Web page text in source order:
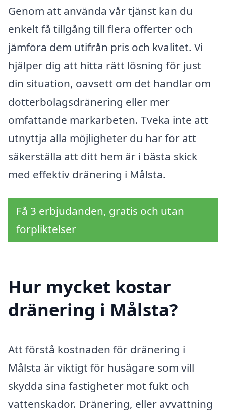
Genom att använda vår tjänst kan du
enkelt få tillgång till flera offerter och
jämföra dem utifrån pris och kvalitet. Vi
hjälper dig att hitta rätt lösning för just
din situation, oavsett om det handlar om
dotterbolagsdränering eller mer
omfattande markarbeten. Tveka inte att
utnyttja alla möjligheter du har för att
säkerställa att ditt hem är i bästa skick
med effektiv dränering i Målsta.
Få 3 erbjudanden, gratis och utan
förpliktelser
Hur mycket kostar
dränering i Målsta?
Att förstå kostnaden för dränering i
Målsta är viktigt för husägare som vill
skydda sina fastigheter mot fukt och
vattenskador. Dränering, eller avvattning